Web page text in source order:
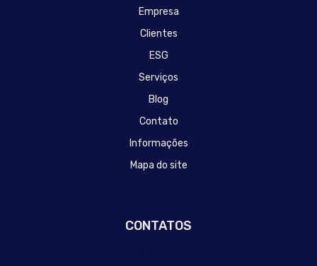
Empresa
Clientes
ESG
Serviços
Blog
Contato
Informações
Mapa do site
CONTATOS